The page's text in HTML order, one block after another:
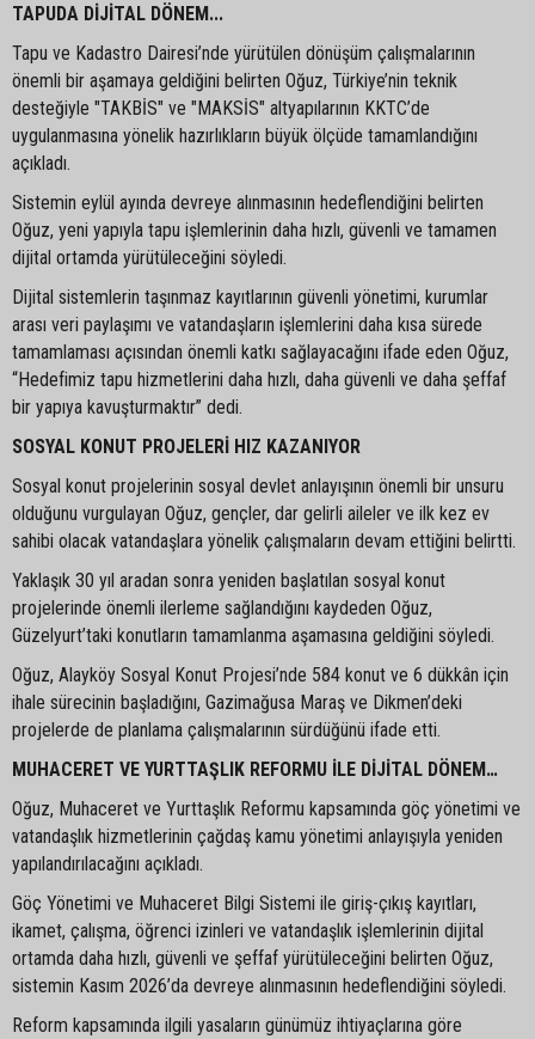
TAPUDA DİJİTAL DÖNEM...
Tapu ve Kadastro Dairesi’nde yürütülen dönüşüm çalışmalarının
önemli bir aşamaya geldiğini belirten Oğuz, Türkiye’nin teknik
desteğiyle "TAKBİS" ve "MAKSİS" altyapılarının KKTC’de
uygulanmasına yönelik hazırlıkların büyük ölçüde tamamlandığını
açıkladı.
Sistemin eylül ayında devreye alınmasının hedeflendiğini belirten
Oğuz, yeni yapıyla tapu işlemlerinin daha hızlı, güvenli ve tamamen
dijital ortamda yürütüleceğini söyledi.
Dijital sistemlerin taşınmaz kayıtlarının güvenli yönetimi, kurumlar
arası veri paylaşımı ve vatandaşların işlemlerini daha kısa sürede
tamamlaması açısından önemli katkı sağlayacağını ifade eden Oğuz,
“Hedefimiz tapu hizmetlerini daha hızlı, daha güvenli ve daha şeffaf
bir yapıya kavuşturmaktır” dedi.
SOSYAL KONUT PROJELERİ HIZ KAZANIYOR
Sosyal konut projelerinin sosyal devlet anlayışının önemli bir unsuru
olduğunu vurgulayan Oğuz, gençler, dar gelirli aileler ve ilk kez ev
sahibi olacak vatandaşlara yönelik çalışmaların devam ettiğini belirtti.
Yaklaşık 30 yıl aradan sonra yeniden başlatılan sosyal konut
projelerinde önemli ilerleme sağlandığını kaydeden Oğuz,
Güzelyurt’taki konutların tamamlanma aşamasına geldiğini söyledi.
Oğuz, Alayköy Sosyal Konut Projesi’nde 584 konut ve 6 dükkân için
ihale sürecinin başladığını, Gazimağusa Maraş ve Dikmen’deki
projelerde de planlama çalışmalarının sürdüğünü ifade etti.
MUHACERET VE YURTTAŞLIK REFORMU İLE DİJİTAL DÖNEM…
Oğuz, Muhaceret ve Yurttaşlık Reformu kapsamında göç yönetimi ve
vatandaşlık hizmetlerinin çağdaş kamu yönetimi anlayışıyla yeniden
yapılandırılacağını açıkladı.
Göç Yönetimi ve Muhaceret Bilgi Sistemi ile giriş-çıkış kayıtları,
ikamet, çalışma, öğrenci izinleri ve vatandaşlık işlemlerinin dijital
ortamda daha hızlı, güvenli ve şeffaf yürütüleceğini belirten Oğuz,
sistemin Kasım 2026’da devreye alınmasının hedeflendiğini söyledi.
Reform kapsamında ilgili yasaların günümüz ihtiyaçlarına göre